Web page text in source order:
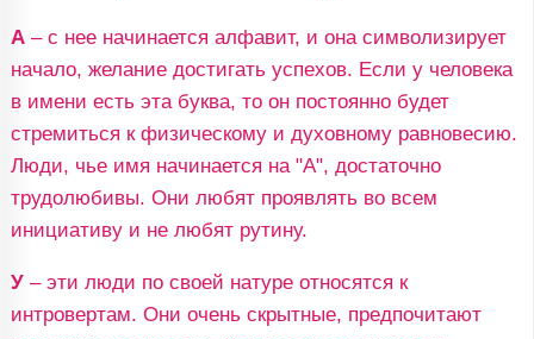
А– с нее начинается алфавит, и она символизирует
начало, желание достигать успехов. Если у человека
в имени есть эта буква, то он постоянно будет
стремиться к физическому и духовному равновесию.
Люди, чье имя начинается на "А", достаточно
трудолюбивы. Они любят проявлять во всем
инициативу и не любят рутину.
У– эти люди по своей натуре относятся к
интровертам. Они очень скрытные, предпочитают